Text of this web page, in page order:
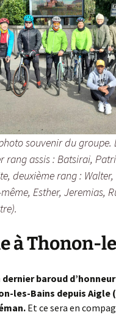
souvenir du groupe.
rang assis : Batsirai,
deuxième rang : Walter,
Esther, Jeremias,
à Thonon-
baroud
les-Bains depuis Aigle
Et ce sera en